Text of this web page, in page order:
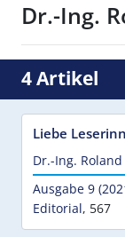
Dr.-Ing.
4 Artikel
Liebe
Dr.-Ing.
Ausgabe 9
Editorial, 567